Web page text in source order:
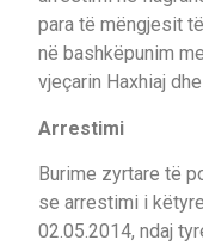
para të mëngjesit
në bashkëpunim
vjeçarin Haxhiaj
Arrestimi
Burime zyrtare të
se arrestimi i
02.05.2014, ndaj